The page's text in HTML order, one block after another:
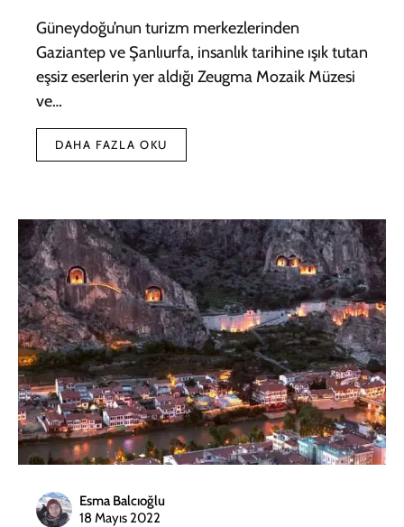
Güneydoğu’nun turizm merkezlerinden
Gaziantep ve Şanlıurfa, insanlık tarihine ışık tutan
eşsiz eserlerin yer aldığı Zeugma Mozaik Müzesi
ve…
DAHA FAZLA OKU
Esma Balcıoğlu
18 Mayıs 2022